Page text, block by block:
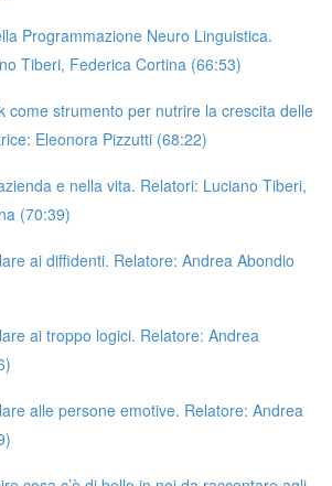
Programmazione Neuro Linguistica.
Tiberi, Federica Cortina (66:53)
come strumento per nutrire la crescita delle
Eleonora Pizzutti (68:22)
e nella vita. Relatori: Luciano Tiberi,
(70:39)
ai diffidenti. Relatore: Andrea Abondio
ai troppo logici. Relatore: Andrea
alle persone emotive. Relatore: Andrea